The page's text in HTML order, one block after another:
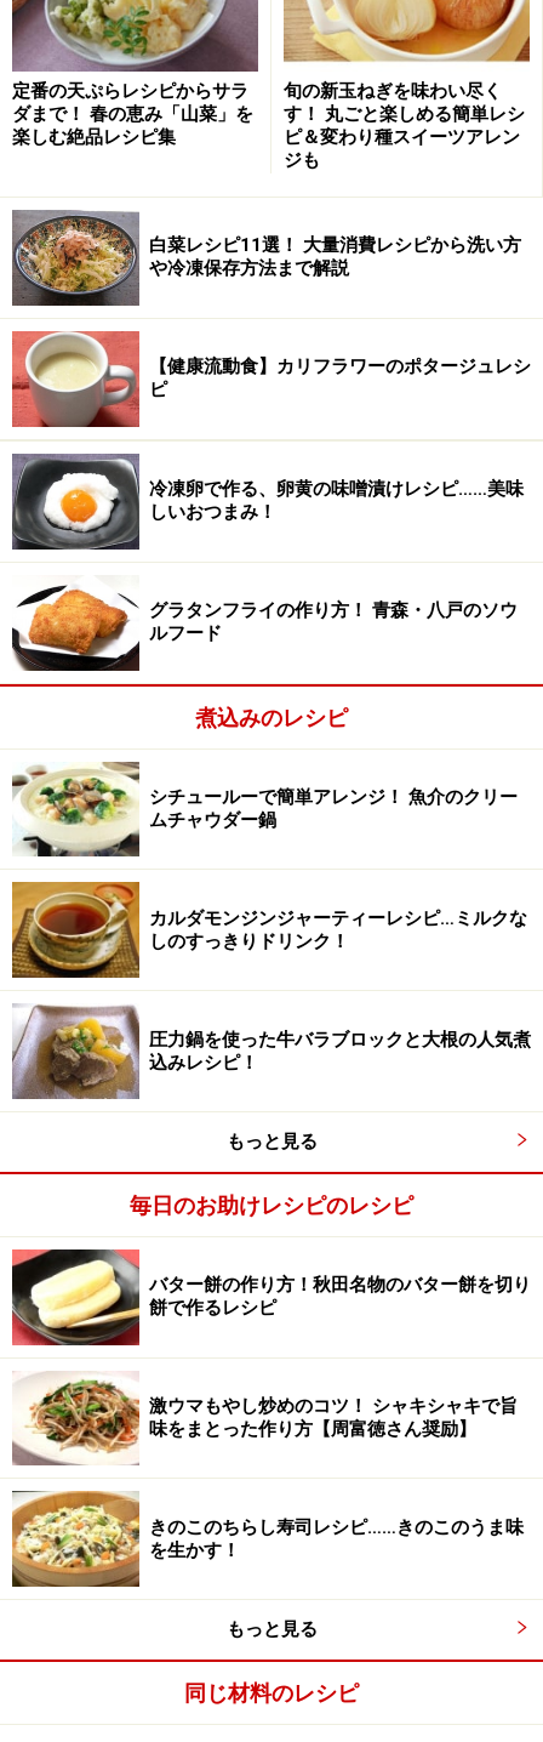
キャベツのロシア風煮込みの作り方・手順
■キャベツとツナの煮込みを作る
1
材料を切る
キャベツはザク切りに、玉ねぎは1cm厚の輪切りに、ミ
ニトマトは半分に切る。
たまねぎが大きすぎるようであれば、半分に切る。
2
鍋にキャベツを敷き詰める
鍋底にキャベツを敷き詰める。
3
たまねぎ、ツナ、トマトを重ねる
たまねぎを並べ、ツナを汁ごと入れて全体に散らす。塩
コショウして、トマトをのせる。
塩は2つまみ
定番の天ぷらレシピからサラ
ダまで！ 春の恵み「山菜」を
楽しむ絶品レシピ集
旬の新玉ねぎを味わい尽く
す！ 丸ごと楽しめる簡単レシ
ピ＆変わり種スイーツアレン
ジも
白菜レシピ11選！ 大量消費レシピから洗い方
や冷凍保存方法まで解説
【健康流動食】カリフラワーのポタージュレシ
ピ
冷凍卵で作る、卵黄の味噌漬けレシピ……美味
しいおつまみ！
グラタンフライの作り方！ 青森・八戸のソウ
ルフード
煮込みのレシピ
シチュールーで簡単アレンジ！ 魚介のクリー
ムチャウダー鍋
カルダモンジンジャーティーレシピ…ミルクな
しのすっきりドリンク！
圧力鍋を使った牛バラブロックと大根の人気煮
込みレシピ！
もっと見る
毎日のお助けレシピのレシピ
バター餅の作り方！秋田名物のバター餅を切り
餅で作るレシピ
激ウマもやし炒めのコツ！ シャキシャキで旨
味をまとった作り方【周富徳さん奨励】
きのこのちらし寿司レシピ……きのこのうま味
を生かす！
もっと見る
同じ材料のレシピ